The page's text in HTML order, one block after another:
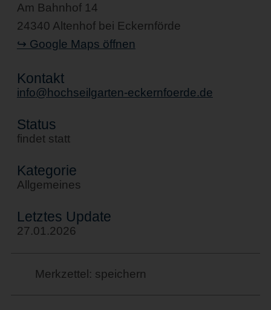
Am Bahnhof 14
24340 Altenhof bei Eckernförde
↪ Google Maps öffnen
Kontakt
info@hochseilgarten-eckernfoerde.de
Status
findet statt
Kategorie
Allgemeines
Letztes Update
27.01.2026
Merkzettel: speichern